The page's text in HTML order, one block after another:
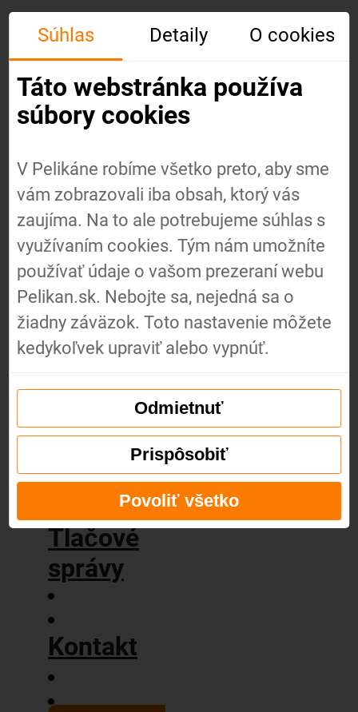
Úvod
O nás
Náš
príbeh
Naše
hodnoty
Tlačové
správy
Kontakt
Súhlas Detaily O cookies
Táto webstránka používa
súbory cookies
V Pelikáne robíme všetko preto, aby sme
vám zobrazovali iba obsah, ktorý vás
zaujíma. Na to ale potrebujeme súhlas s
využívaním cookies. Tým nám umožníte
používať údaje o vašom prezeraní webu
Pelikan.sk. Nebojte sa, nejedná sa o
žiadny záväzok. Toto nastavenie môžete
kedykoľvek upraviť alebo vypnúť.
Odmietnuť
Prispôsobiť
Povoliť všetko